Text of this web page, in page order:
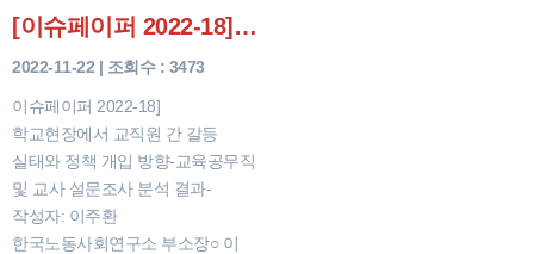
[이슈페이퍼 2022-18] 학교현장에서 교직원 간 갈등 실태와 정책 개입 방향
2022-11-22 | 조회수 : 3473
이슈페이퍼 2022-18]
학교현장에서 교직원 간 갈등
실태와 정책 개입 방향-교육공무직
및 교사 설문조사 분석 결과-
작성자: 이주환
한국노동사회연구소 부소장○ 이